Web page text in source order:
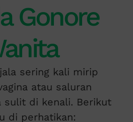
Gonore
sering kali mirip
atau saluran
sulit di kenali. Berikut
di perhatikan: